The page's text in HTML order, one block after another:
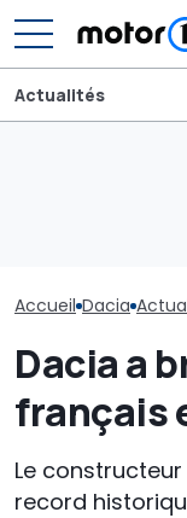
Actualités
Accueil Dacia
Dacia a
français
Le
record